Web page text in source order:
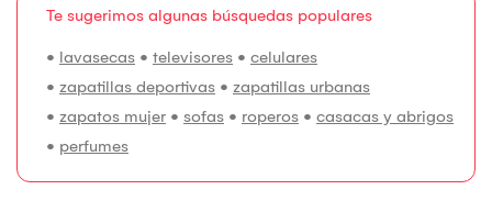
Te sugerimos algunas búsquedas populares
• lavasecas • televisores • celulares
• zapatillas deportivas • zapatillas urbanas
• zapatos mujer • sofas • roperos • casacas y abrigos
• perfumes